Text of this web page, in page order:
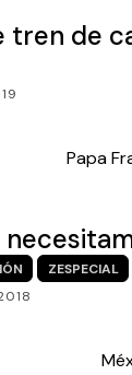
de
Papa
ZESPECIAL